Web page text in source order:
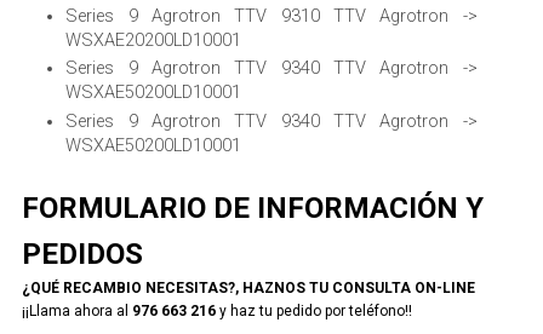
Series 9 Agrotron TTV 9310 TTV Agrotron ->
WSXAE20200LD10001
Series 9 Agrotron TTV 9340 TTV Agrotron ->
WSXAE50200LD10001
Series 9 Agrotron TTV 9340 TTV Agrotron ->
WSXAE50200LD10001
FORMULARIO DE INFORMACIÓN Y
PEDIDOS
¿QUÉ RECAMBIO NECESITAS?, HAZNOS TU CONSULTA ON-LINE
¡¡Llama ahora al 976 663 216y haz tu pedido por teléfono!!